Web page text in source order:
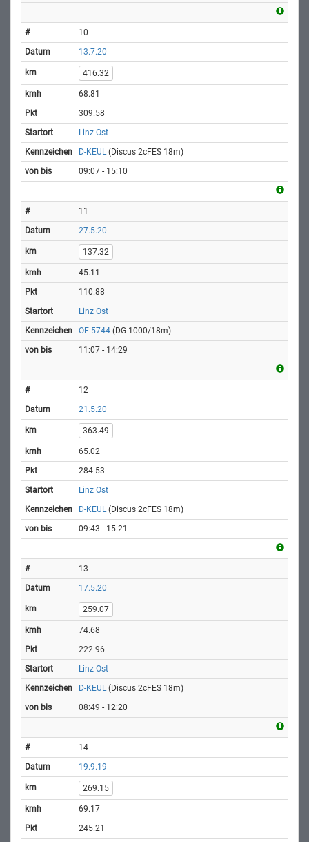
10
13.7.20
416.32
68.81
309.58
Linz Ost
D-KEUL(Discus 2cFES 18m)
09:07 - 15:10
11
27.5.20
137.32
45.11
110.88
Linz Ost
OE-5744 (DG 1000/18m)
11:07 - 14:29
12
21.5.20
363.49
65.02
284.53
Linz Ost
D-KEUL(Discus 2cFES 18m)
09:43 - 15:21
13
17.5.20
259.07
74.68
222.96
Linz Ost
D-KEUL(Discus 2cFES 18m)
08:49 - 12:20
14
19.9.19
269.15
69.17
245.21